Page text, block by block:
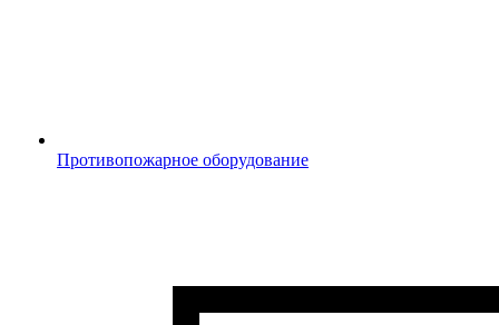
Противопожарное оборудование